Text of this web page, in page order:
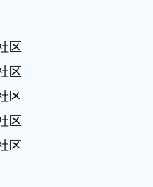
区
区
区
区
区